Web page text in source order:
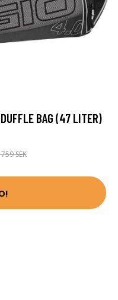
BAG (47 LITER)
SEK